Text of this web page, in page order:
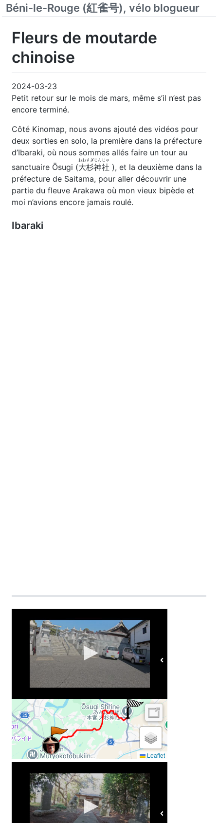
Béni-le-Rouge (紅雀号), vélo blogueur
Fleurs de moutarde
chinoise
2024-03-23
Petit retour sur le mois de mars, même s’il n’est pas
encore terminé.
Côté Kinomap, nous avons ajouté des vidéos pour
deux sorties en solo, la première dans la préfecture
d’Ibaraki, où nous sommes allés faire un tour au
sanctuaire Ōsugi (大杉神社
おおすぎじんじゃ
), et la deuxième dans la
préfecture de Saitama, pour aller découvrir une
partie du fleuve Arakawa où mon vieux bipède et
moi n’avions encore jamais roulé.
Ibaraki